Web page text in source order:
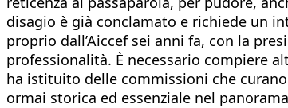
disagio è già conclamato e richiede un
proprio dall’Aiccef sei anni fa, con la
professionalità. È necessario compiere
ha istituito delle commissioni che
ormai storica ed essenziale nel